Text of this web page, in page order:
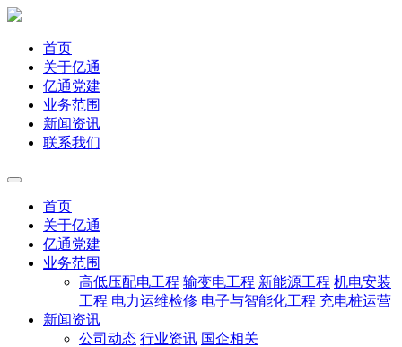
首页
关于亿通
亿通党建
业务范围
新闻资讯
联系我们
首页
关于亿通
亿通党建
业务范围
高低压配电工程 输变电工程 新能源工程 机电安装
工程 电力运维检修 电子与智能化工程 充电桩运营
新闻资讯
公司动态 行业资讯 国企相关